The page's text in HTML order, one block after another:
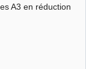
A3 en réduction